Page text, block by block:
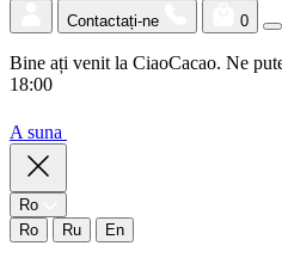
Contactați-ne
0
Bine ați venit la CiaoCacao. Ne
18:00
A suna
Ro
Ro
Ru En